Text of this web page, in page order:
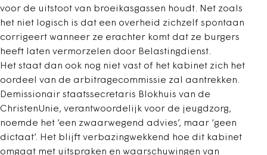
voor de uitstoot van broeikasgassen houdt. Net zoals
het niet logisch is dat een overheid zichzelf spontaan
corrigeert wanneer ze erachter komt dat ze burgers
heeft laten vermorzelen door Belastingdienst.
Het staat dan ook nog niet vast of het kabinet zich het
oordeel van de arbitragecommissie zal aantrekken.
Demissionair staatssecretaris Blokhuis van de
ChristenUnie, verantwoordelijk voor de jeugdzorg,
noemde het ‘een zwaarwegend advies’, maar ‘geen
dictaat’. Het blijft ver­bazingwekkend hoe dit kabinet
omgaat met uitspraken en waarschuwingen van